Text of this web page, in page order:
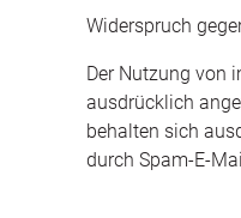
Widerspruch
Der Nutzung von
ausdrücklich
behalten sich
durch Spam-E-